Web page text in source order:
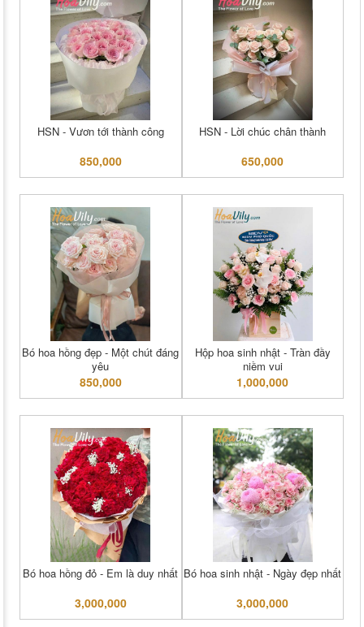
HSN - Vươn tới thành công
850,000
HSN - Lời chúc chân thành
650,000
Bó hoa hồng đẹp - Một chút đáng
yêu
850,000
Hộp hoa sinh nhật - Tràn đầy
niềm vui
1,000,000
Bó hoa hồng đỏ - Em là duy nhất
3,000,000
Bó hoa sinh nhật - Ngày đẹp nhất
3,000,000